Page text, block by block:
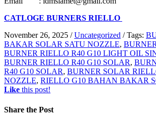
CATLOGE BURNERS RIELLO
November 26, 2025 / Uncategorized / Tags:
BAKAR SOLAR SATU NOZZLE,
BURNER RIELLO R40 G10 LIGHT OIL
BURNER RIELLO R40 G10 SOLAR,
R40 G10 SOLAR, BURNER SOLAR
NOZZLE, RIELLO G10 BAHAN BAKAR
Like this post!
Share the Post